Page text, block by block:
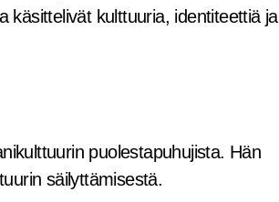
käsittelivät kulttuuria, identiteettiä ja
puolestapuhujista. Hän
säilyttämisestä.